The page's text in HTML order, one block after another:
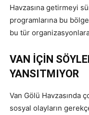
Havzasına getirmeyi
programlarına bu
bu tür
VAN İÇİN
YANSITMIYOR
Van Gölü Havzasında
sosyal olayların